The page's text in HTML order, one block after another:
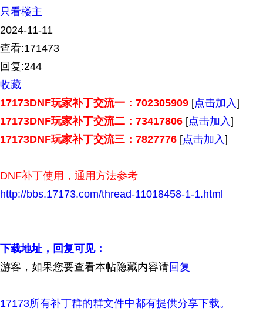
只看楼主
2024-11-11
查看:171473
回复:244
收藏
17173DNF玩家补丁交流一：702305909 [点击加入]
17173DNF玩家补丁交流二：73417806 [点击加入]
17173DNF玩家补丁交流三：7827776 [点击加入]
DNF补丁使用，通用方法参考
http://bbs.17173.com/thread-11018458-1-1.html
下载地址，回复可见：
游客，如果您要查看本帖隐藏内容请回复
17173所有补丁群的群文件中都有提供分享下载。